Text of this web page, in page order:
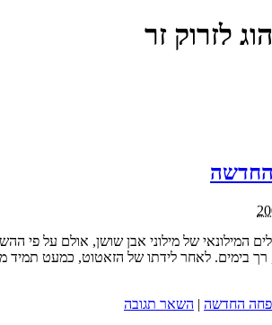
לזרוק זר
החדשה
המילונאי של מילוני אבן שושן, אולם על פי
בימים. לאחר לידתו של הזאטוט, כמעט תמיד
החדשה | השאר תגובה